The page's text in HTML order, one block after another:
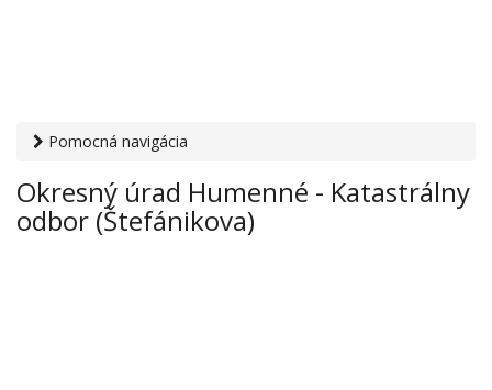
Pomocná navigácia
odbor)› Okresný úrad Humenné - Katastrálny odbor
(Štefánikova)
Okresný úrad Humenné - Katastrálny
odbor (Štefánikova)